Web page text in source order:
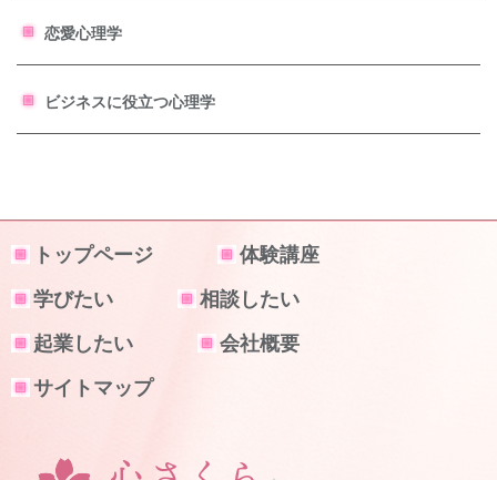
恋愛心理学
ビジネスに役立つ心理学
トップページ
体験講座
学びたい
相談したい
起業したい
会社概要
サイトマップ